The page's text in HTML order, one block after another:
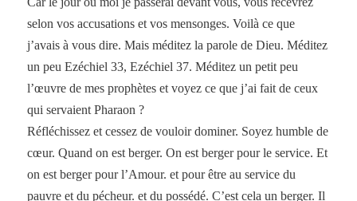
selon vos accusations et vos mensonges. Voilà ce que
j’avais à vous dire. Mais méditez la parole de Dieu. Méditez
un peu Ezéchiel 33, Ezéchiel 37. Méditez un petit peu
l’œuvre de mes prophètes et voyez ce que j’ai fait de ceux
qui servaient Pharaon ?
Réfléchissez et cessez de vouloir dominer. Soyez humble de
cœur. Quand on est berger. On est berger pour le service. Et
on est berger pour l’Amour. et pour être au service du
pauvre et du pécheur. et du possédé. C’est cela un berger. Il